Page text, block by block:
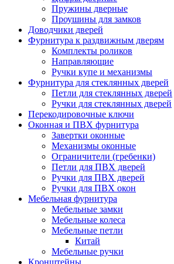
Пружины дверные
Проушины для замков
Доводчики дверей
Фурнитура к раздвижным дверям
Комплекты роликов
Направляющие
Ручки купе и механизмы
Фурнитура для стеклянных дверей
Петли для стеклянных дверей
Ручки для стеклянных дверей
Перекодировочные ключи
Оконная и ПВХ фурнитура
Завертки оконные
Механизмы оконные
Ограничители (гребенки)
Петли для ПВХ дверей
Ручки для ПВХ дверей
Ручки для ПВХ окон
Мебельная фурнитура
Мебельные замки
Мебельные колеса
Мебельные петли
Китай
Мебельные ручки
Кронштейны